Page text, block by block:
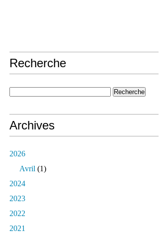
Recherche
Archives
2026
Avril (1)
2024
2023
2022
2021